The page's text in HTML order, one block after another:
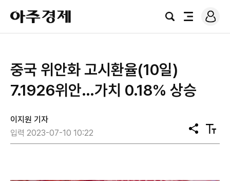
아
주
경
검
전
로
그
중국 위안화 고시환율(10일)
7.1926위안…가치 0.18% 상승
이지원 기자
입력 2023-07-10 10:22
공
유
텍
스